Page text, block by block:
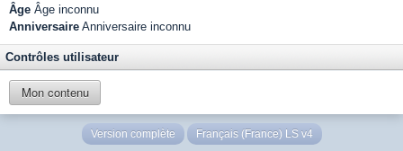
Âge Âge inconnu
Anniversaire Anniversaire inconnu
Contrôles utilisateur
Mon contenu
Version complète Français (France) LS v4